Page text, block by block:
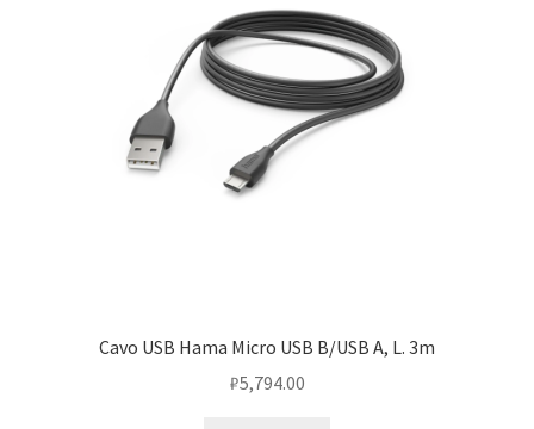
Cavo USB Hama Micro USB B/USB A, L. 3m
₽5,794.00